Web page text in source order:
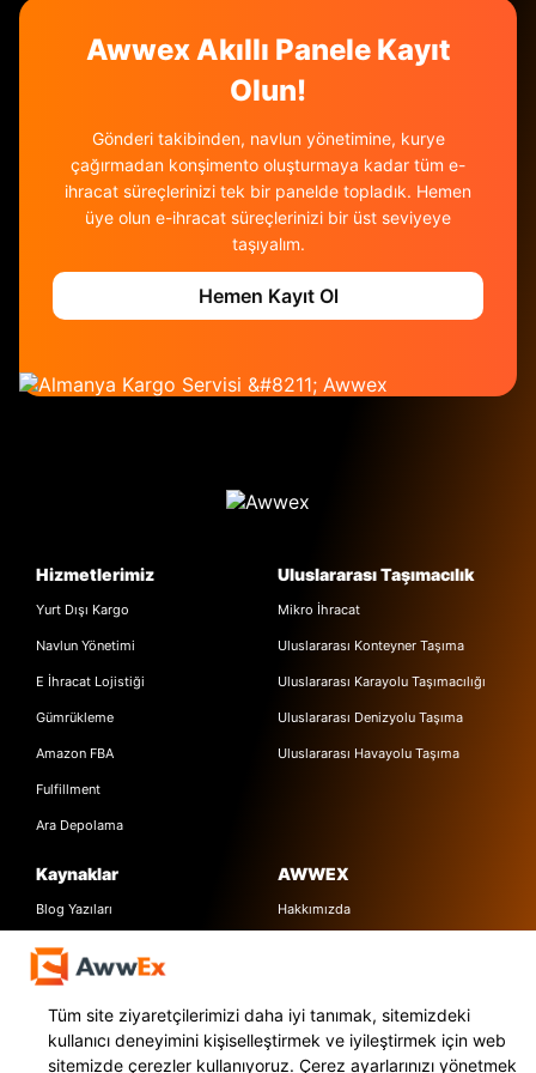
desteğiyle bu süreci hatasız tamamlamanız
Awwex Akıllı Panele Kayıt
Olun!
Gönderi takibinden, navlun yönetimine, kurye
çağırmadan konşimento oluşturmaya kadar tüm e-
ihracat süreçlerinizi tek bir panelde topladık. Hemen
üye olun e-ihracat süreçlerinizi bir üst seviyeye
taşıyalım.
Hemen Kayıt Ol
Hizmetlerimiz
Yurt Dışı Kargo
Navlun Yönetimi
E İhracat Lojistiği
Gümrükleme
Amazon FBA
Fulfillment
Ara Depolama
Uluslararası Taşımacılık
Mikro İhracat
Uluslararası Konteyner Taşıma
Uluslararası Karayolu Taşımacılığı
Uluslararası Denizyolu Taşıma
Uluslararası Havayolu Taşıma
Kaynaklar
Blog Yazıları
Referanslar
Webinarlar
Videocastler
Ücretsiz E-Kitaplar
AWWEX
Hakkımızda
KVKK Metinleri
Tüm site ziyaretçilerimizi daha iyi tanımak, sitemizdeki
kullanıcı deneyimini kişiselleştirmek ve iyileştirmek için web
sitemizde çerezler kullanıyoruz. Çerez ayarlarınızı yönetmek